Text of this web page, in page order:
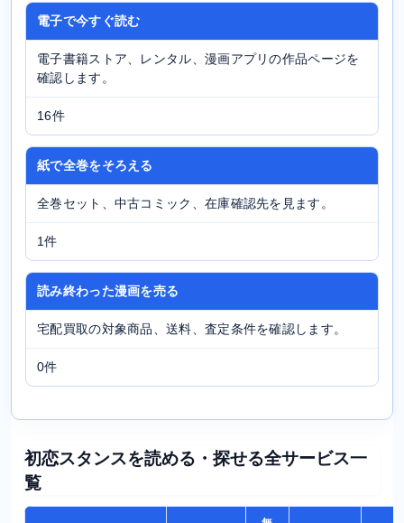
電子で今すぐ読む
電子書籍ストア、レンタル、漫画アプリの作品ページを
確認します。
16件
紙で全巻をそろえる
全巻セット、中古コミック、在庫確認先を見ます。
1件
読み終わった漫画を売る
宅配買取の対象商品、送料、査定条件を確認します。
0件
初恋スタンスを読める・探せる全サービス一
覧